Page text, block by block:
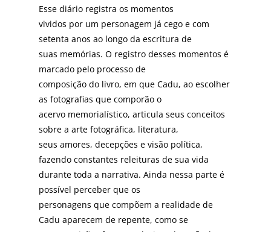
Esse diário registra os momentos
vividos por um personagem já cego e com
setenta anos ao longo da escritura de
suas memórias. O registro desses momentos é
marcado pelo processo de
composição do livro, em que Cadu, ao escolher
as fotografias que comporão o
acervo memorialístico, articula seus conceitos
sobre a arte fotográfica, literatura,
seus amores, decepções e visão política,
fazendo constantes releituras de sua vida
durante toda a narrativa. Ainda nessa parte é
possível perceber que os
personagens que compõem a realidade de
Cadu aparecem de repente, como se